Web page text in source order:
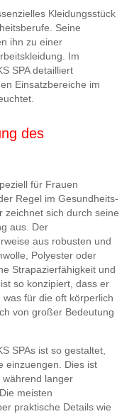
Kleidungsstück
Seine
ihn zu einer
Im
SPA detailliert
Einsatzbereiche im
des
für Frauen
Regel im Gesundheits-
zeichnet sich durch seine
aus. Der
aus robusten und
Polyester oder
Strapazierfähigkeit und
so konzipiert, dass er
für die oft körperlich
von großer Bedeutung
SPAs ist so gestaltet,
einzuengen. Dies ist
langer
meisten
praktische Details wie